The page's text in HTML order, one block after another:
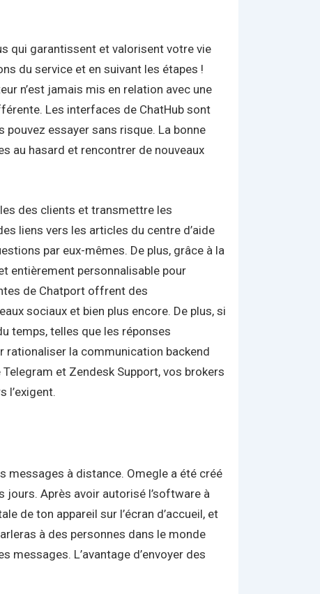
qui garantissent et valorisent votre vie
du service et en suivant les étapes !
n’est jamais mis en relation avec une
Les interfaces de ChatHub sont
pouvez essayer sans risque. La bonne
au hasard et rencontrer de nouveaux
des clients et transmettre les
liens vers les articles du centre d’aide
par eux-mêmes. De plus, grâce à la
entièrement personnalisable pour
de Chatport offrent des
sociaux et bien plus encore. De plus, si
temps, telles que les réponses
rationaliser la communication backend
et Zendesk Support, vos brokers
l’exigent.
messages à distance. Omegle a été créé
jours. Après avoir autorisé l’software à
de ton appareil sur l’écran d’accueil, et
à des personnes dans le monde
L’avantage d’envoyer des